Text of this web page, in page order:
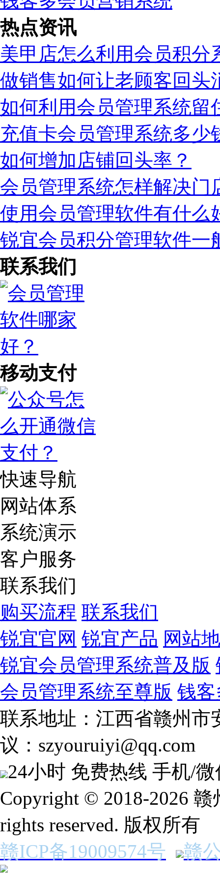
热点资讯
美甲店怎么利用会员积分
做销售如何让老顾客回头
如何利用会员管理系统留
充值卡会员管理系统多少
如何增加店铺回头率？
会员管理系统怎样解决门
使用会员管理软件有什么
锐宜会员积分管理软件一
联系我们
移动支付
快速导航
网站体系
系统演示
客户服务
联系我们
购买流程 联系我们
锐宜官网 锐宜产品 网站
锐宜会员管理系统普及版
会员管理系统至尊版 钱
联系地址：江西省赣州市
议：szyouruiyi@qq.com
24小时 免费热线 手机/微
Copyright © 2018-2026
rights reserved. 版权所有
赣ICP备19009574号
赣